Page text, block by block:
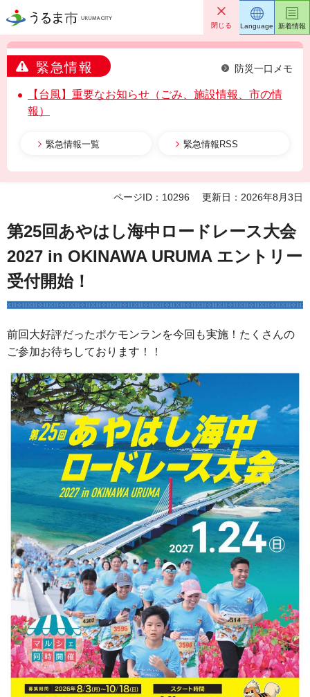
うるま市 閉じる
緊急情報 防災一口メモ
【台風】重要なお知らせ（ごみ、施設情報、市の情
報）
緊急情報一覧 緊急情報RSS
Language 新着情報
ページID：10296 更新日：2026年8月3日
第25回あやはし海中ロードレース大会
2027 in OKINAWA URUMA エントリー
受付開始！
前回大好評だったポケモンランを今回も実施！たくさんの
ご参加お待ちしております！！